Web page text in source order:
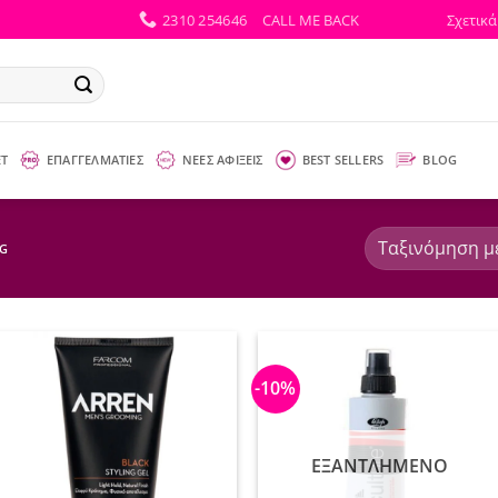
2310 254646 CALL ME BACK
ΕΠΑΓΓΕΛΜΑΤΙΕΣ ΝΕΕΣ ΑΦΙΞΕΙΣ BEST SELLERS BLOG
-10%
ΕΞΑΝΤΛΗΜΈΝΟ